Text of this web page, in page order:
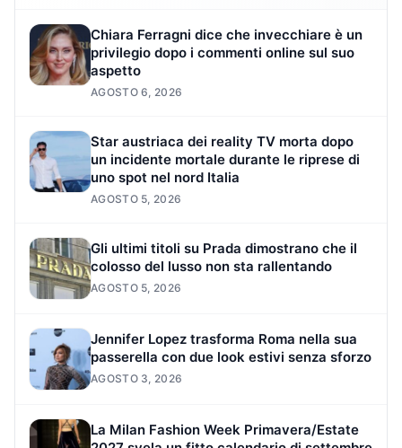
Chiara Ferragni dice che invecchiare è un
privilegio dopo i commenti online sul suo
aspetto
AGOSTO 6, 2026
Star austriaca dei reality TV morta dopo
un incidente mortale durante le riprese di
uno spot nel nord Italia
AGOSTO 5, 2026
Gli ultimi titoli su Prada dimostrano che il
colosso del lusso non sta rallentando
AGOSTO 5, 2026
Jennifer Lopez trasforma Roma nella sua
passerella con due look estivi senza sforzo
AGOSTO 3, 2026
La Milan Fashion Week Primavera/Estate